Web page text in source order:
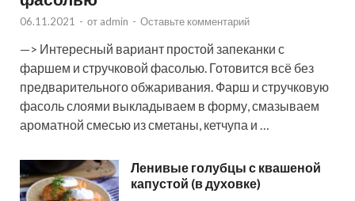
06.11.2021 - от admin - Оставьте комментарий
—> Интересный вариант простой запеканки с
фаршем и стручковой фасолью. Готовится всё без
предварительного обжаривания. Фарш и стручковую
фасоль слоями выкладываем в форму, смазываем
ароматной смесью из сметаны, кетчупа и …
Ленивые голубцы с квашеной
капустой (в духовке)